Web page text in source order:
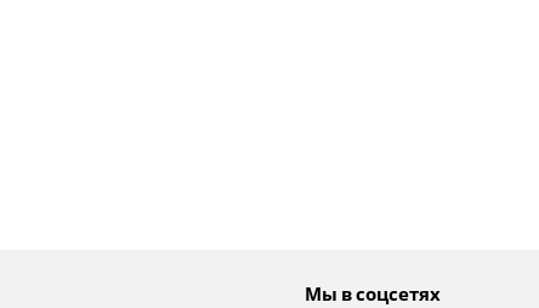
Мы в соцсетях